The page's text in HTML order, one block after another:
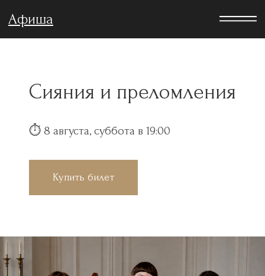
Афиша
Сияния и преломления
⏱︎ 8 августа, суббота в 19:00
Купить билет